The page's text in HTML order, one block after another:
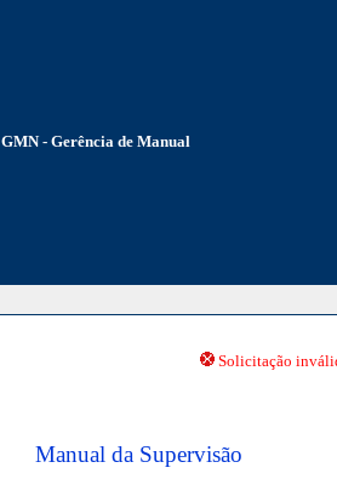
GMN - Gerência de Manual
Solicitação
Manual da Supervisão